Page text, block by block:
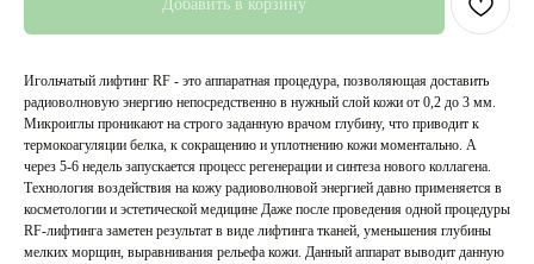
Добавить в корзину
Игольчатый лифтинг RF - это аппаратная процедура, позволяющая доставить
радиоволновую энергию непосредственно в нужный слой кожи от 0,2 до 3 мм.
Микроиглы проникают на строго заданную врачом глубину, что приводит к
термокоагуляции белка, к сокращению и уплотнению кожи моментально. А
через 5-6 недель запускается процесс регенерации и синтеза нового коллагена.
Технология воздействия на кожу радиоволновой энергией давно применяется в
косметологии и эстетической медицине Даже после проведения одной процедуры
RF-лифтинга заметен результат в виде лифтинга тканей, уменьшения глубины
мелких морщин, выравнивания рельефа кожи. Данный аппарат выводит данную